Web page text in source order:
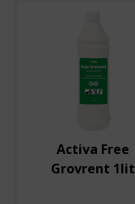
Activa Free
Grovrent 1lit